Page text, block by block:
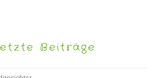
Beiträge